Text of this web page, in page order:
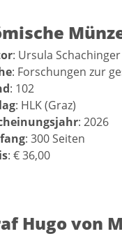
: Ursula Schachinger
: Forschungen zur
: 102
: HLK (Graz)
: 2026
: 300 Seiten
: € 36,00
Hugo von